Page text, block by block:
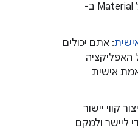
רכיבים ופריסות של Material ב-
: אתם יכולים
אישית
קווי יישור
ליישר ולמקם